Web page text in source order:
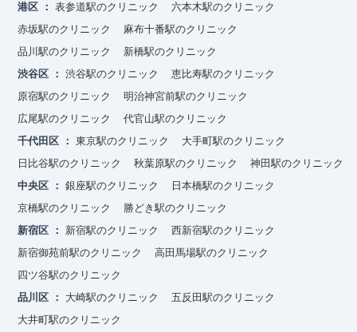
港区
表参道駅のクリニック
六本木駅のクリニック
赤坂駅のクリニック
麻布十番駅のクリニック
品川駅のクリニック
新橋駅のクリニック
渋谷区
渋谷駅のクリニック
恵比寿駅のクリニック
原宿駅のクリニック
明治神宮前駅のクリニック
広尾駅のクリニック
代官山駅のクリニック
千代田区
東京駅のクリニック
大手町駅のクリニック
日比谷駅のクリニック
秋葉原駅のクリニック
神田駅のクリニック
中央区
銀座駅のクリニック
日本橋駅のクリニック
京橋駅のクリニック
勝どき駅のクリニック
新宿区
新宿駅のクリニック
西新宿駅のクリニック
新宿御苑前駅のクリニック
高田馬場駅のクリニック
四ツ谷駅のクリニック
品川区
大崎駅のクリニック
五反田駅のクリニック
大井町駅のクリニック